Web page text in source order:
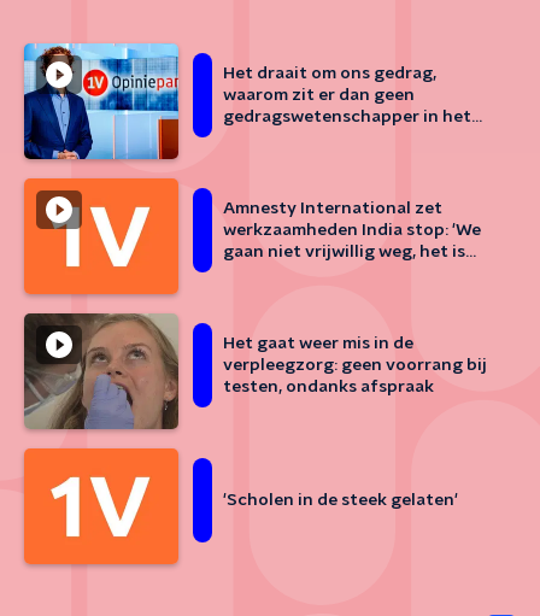
Het draait om ons gedrag,
waarom zit er dan geen
gedragswetenschapper in het
Amnesty International zet
werkzaamheden India stop: 'We
gaan niet vrijwillig weg, het is
Het gaat weer mis in de
verpleegzorg: geen voorrang bij
testen, ondanks afspraak
'Scholen in de steek gelaten'